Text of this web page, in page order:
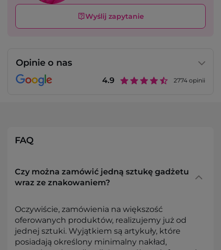
Wyślij zapytanie
Opinie o nas
4.9 2774 opinii
FAQ
Czy można zamówić jedną sztukę gadżetu
wraz ze znakowaniem?
Oczywiście, zamówienia na większość
oferowanych produktów, realizujemy już od
jednej sztuki. Wyjątkiem są artykuły, które
posiadają określony minimalny nakład,